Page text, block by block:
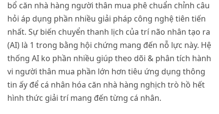
bổ căn nhà hàng người thân mua phê chuẩn chỉnh câu
hỏi áp dụng phần nhiều giải pháp công nghệ tiên tiến
nhất. Sự biến chuyển thanh lịch của trí não nhân tạo ra
(AI) là 1 trong bằng hội chứng mang đến nỗ lực này. Hệ
thống AI ko phần nhiều giúp theo dõi & phân tích hành
vi người thân mua phần lớn hơn tiêu ứng dụng thông
tin ấy để cá nhân hóa căn nhà hàng nghịch trò hồ hết
hình thức giải trí mang đến từng cá nhân.